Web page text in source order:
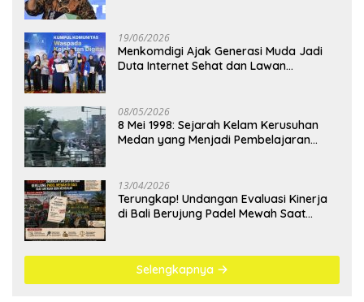
19/06/2026
Menkomdigi Ajak Generasi Muda Jadi
Duta Internet Sehat dan Lawan
08/05/2026
8 Mei 1998: Sejarah Kelam Kerusuhan
Medan yang Menjadi Pembelajaran
13/04/2026
Terungkap! Undangan Evaluasi Kinerja
di Bali Berujung Padel Mewah Saat
Selengkapnya